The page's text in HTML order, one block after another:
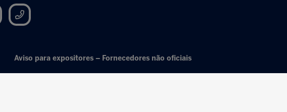
YouTube
Aviso para expositores – Fornecedores não oficiais